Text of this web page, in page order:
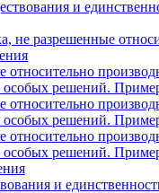
и
не разрешенные
относительно
особых решений.
относительно
особых решений.
относительно
особых решений.
и